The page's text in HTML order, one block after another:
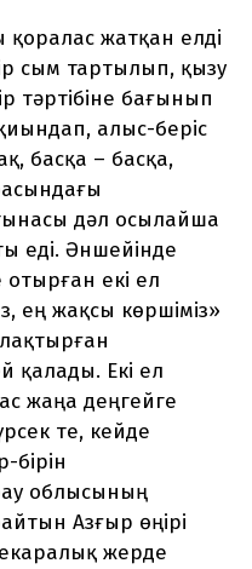
жатқан елді
сым тартылып, қызу
тәртібіне бағынып
алыс-беріс
басқа – басқа,
дәл осылайша
еді. Әншейінде
екі ел
ең жақсы көршіміз»
қалады. Екі ел
жаңа деңгейге
те, кейде
бірін
облысының
Азғыр өңірі
жерде